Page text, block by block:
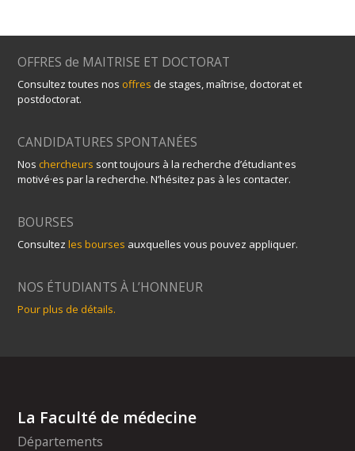
OFFRES de MAITRISE ET DOCTORAT
Consultez toutes nos offres de stages, maîtrise, doctorat et
postdoctorat.
CANDIDATURES SPONTANÉES
Noschercheurs sont toujours à la recherche d’étudiant·es
motivé·es par la recherche. N’hésitez pas à les contacter.
BOURSES
Consultezles bourses auxquelles vous pouvez appliquer.
NOS ÉTUDIANTS À L’HONNEUR
Pour plus de détails.
La Faculté de médecine
Départements